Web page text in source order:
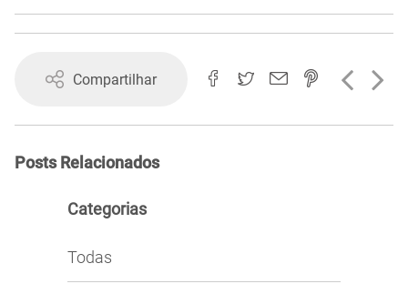
Compartilhar
Posts Relacionados
Categorias
Todas